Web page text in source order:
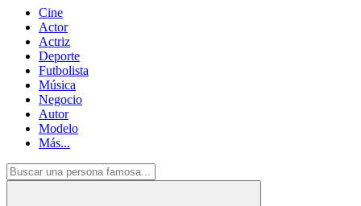
Cine
Actor
Actriz
Deporte
Futbolista
Música
Negocio
Autor
Modelo
Más...